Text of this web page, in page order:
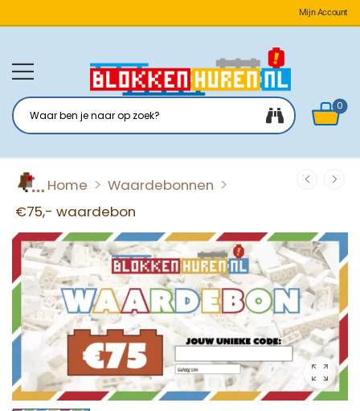
Mijn Account
0
Home > Waardebonnen >
€75,- waardebon